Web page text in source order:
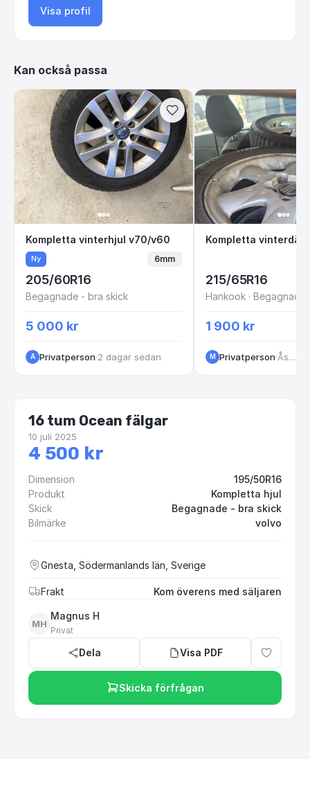
Visa profil
Kan också passa
Kompletta vinterhjul v70/v60
Kompletta vinterhjul v70/v60
Ny 6mm
205/60R16
Begagnade - bra skick
5 000 kr
A Privatperson·2 dagar sedan
Kompletta
215/65R16
Hankook ·
1 900 kr
M Privatperson· Åstorp
16 tum Ocean fälgar
10 juli 2025
4 500 kr
Dimension
195/50R16
Produkt
Kompletta hjul
Skick
Begagnade - bra skick
Bilmärke
volvo
Gnesta, Södermanlands län, Sverige
Frakt Kom överens med säljaren
MH
Magnus H
Privat
Dela Visa PDF
Skicka förfrågan